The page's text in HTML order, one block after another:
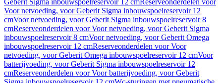
Geberit Sigma inbouwspoelreservoir 12 cmReserveonderdelen voor
Voor netvoeding, voor Geberit Sigma inbouwspoelreservoir 12
cmVoor netvoeding, voor Geberit Sigma inbouwspoelreservoir 8
cmReserveonderdelen voor Voor netvoeding, voor Geberit Sigma
inbouwspoelreservoir 8 cmVoor netvoeding, voor Geberit Omega
inbouwspoelreservoir 12 cmReserveonderdelen voor Voor
netvoeding, voor Geberit Omega inbouwspoelreservoir 12 cmVoor
batterijvoeding, voor Geberit Sigma inbouwspoelreservoir 12
cmReserveonderdelen voor Voor batterijvoeding, voor Geberit